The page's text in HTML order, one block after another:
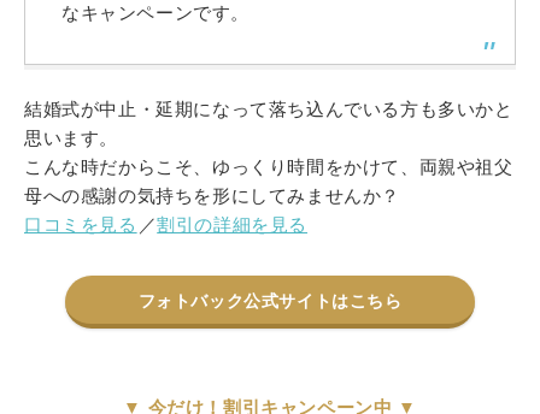
なキャンペーンです。
結婚式が中止・延期になって落ち込んでいる方も多いかと
思います。
こんな時だからこそ、ゆっくり時間をかけて、両親や祖父
母への感謝の気持ちを形にしてみませんか？
口コミを見る ／割引の詳細を見る
フォトバック公式サイトはこちら
▼ 今だけ！割引キャンペーン中 ▼